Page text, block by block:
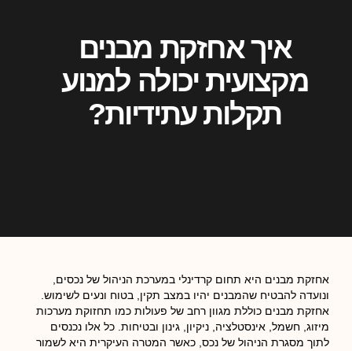
איך אחזקת מבנים
מקצועית יכולה למנוע
תקלות עתידיות?
אחזקת מבנים היא תחום קרדינלי במערכת הניהול של נכסים,
ונועדה להבטיח שהמבנים יהיו במצב תקין, בטוח ונעים לשימוש.
אחזקת מבנים כוללת מגוון רחב של פעולות כמו תחזוקת מערכות
מיזוג, חשמל, אינסטלציה, ניקיון, גינון ובטיחות. כל אלו נכנסים
לתוך מסגרת הניהול של נכס, כאשר המטרה העיקרית היא לשמור